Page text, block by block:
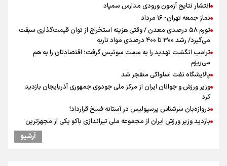
انتشار نتایج آزمون ورودی مدارس سمپاد
نماز جمعه تهران- ۱۶ مرداد
تورم ۵۸ درصدی معدن / وقتی هزینه استخراج از توان قیمت‌گذاری سبقت
می‌گیرد/ رشد ۳۰۰ تا ۴۰۰ درصدی مواد ناریه
ترامپ انگشت تهدید را به سمت سوئیس گرفت؛ اقتصادتان را به هم
می‌ریزم
پالایشگاه نفت اسلواکی منفجر شد
وزیر ورزش و جوانان ایران از مرکز ملی جودوی جمهوری آذربایجان بازدید
کرد
دروازه‌بان سرشناس پرسپولیس در آستانه فسخ قرارداد!
بازدید وزیر ورزش ایران از مجموعه ملی تیراندازی باکو یکی از مجهزترین
پزشکیان: مذاکره به معنای تسلیم نیست/ دولت برای خدمت به مردم
آرشیو